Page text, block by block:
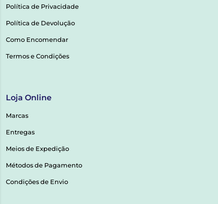
Política de Privacidade
Política de Devolução
Como Encomendar
Termos e Condições
Loja Online
Marcas
Entregas
Meios de Expedição
Métodos de Pagamento
Condições de Envio